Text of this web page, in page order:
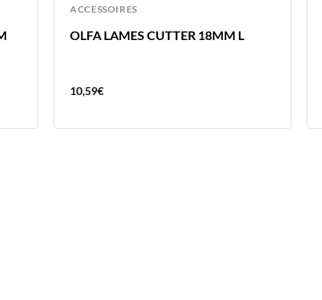
ACCESSOIRES
OLFA LAMES CUTTER 18MM L
10,59€